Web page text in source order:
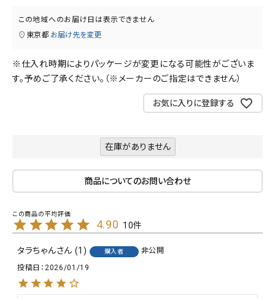
この地域へのお届け日は表示できません
東京都 お届け先を変更
※仕入れ時期によりパッケージが変更になる可能性がございま
す。予めご了承ください。（※メーカーのご指定はできません）
お気に入りに登録する
在庫がありません
商品についてのお問い合わせ
4.90 10
タラちゃん 1 購入者
非公開
投稿日
2026/01/19